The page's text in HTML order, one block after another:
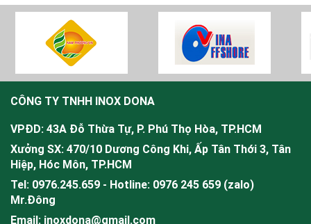
CÔNG TY TNHH INOX DONA
VPĐD: 43A Đỗ Thừa Tự, P. Phú Thọ Hòa, TP.HCM
Xưởng SX: 470/10 Dương Công Khi, Ấp Tân Thới 3, Tân
Hiệp, Hóc Môn, TP.HCM
Tel: 0976.245.659 - Hotline: 0976 245 659 (zalo)
Mr.Đông
Email: inoxdona@gmail.com